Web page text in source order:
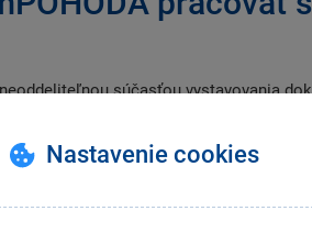
Nastavenie cookies
súčasťou vystavovania
Vás zapracovali možnosť vloženia